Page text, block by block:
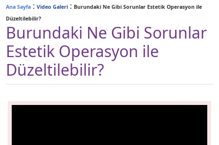
Ana Sayfa : Video Galeri : Burundaki Ne Gibi Sorunlar Estetik Operasyon ile
Düzeltilebilir?
Burundaki Ne Gibi Sorunlar
Estetik Operasyon ile
Düzeltilebilir?